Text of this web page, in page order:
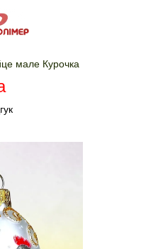
мале Курочка